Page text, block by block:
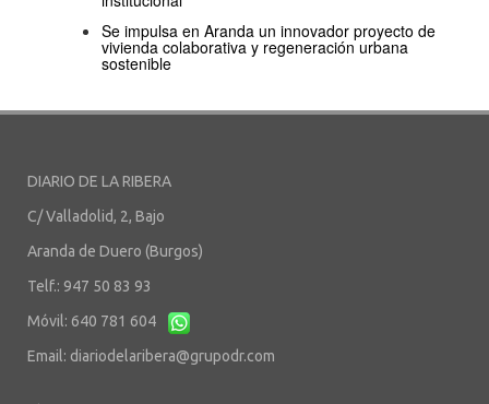
Se impulsa en Aranda un innovador proyecto de
vivienda colaborativa y regeneración urbana
sostenible
DIARIO DE LA RIBERA
C/ Valladolid, 2, Bajo
Aranda de Duero (Burgos)
Telf.: 947 50 83 93
Móvil: 640 781 604
Email: diariodelaribera@grupodr.com